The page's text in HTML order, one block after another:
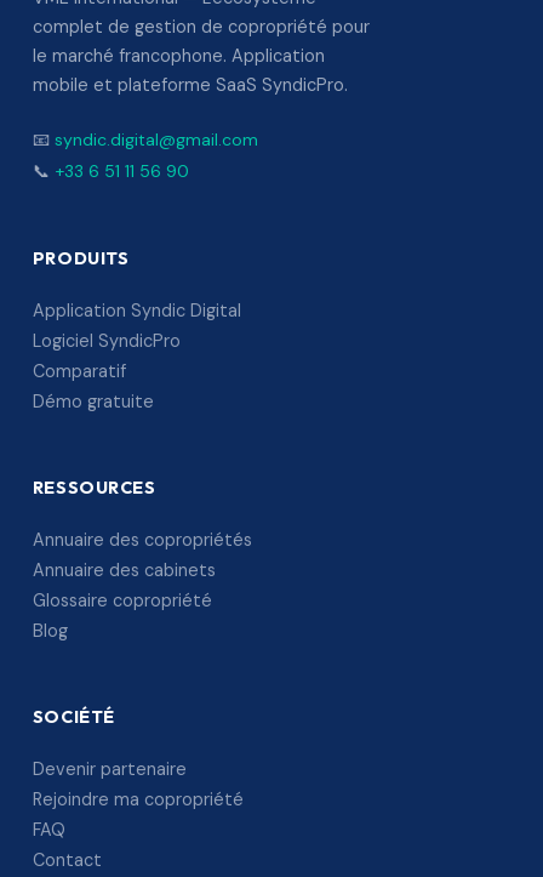
complet de gestion de copropriété pour
le marché francophone. Application
mobile et plateforme SaaS SyndicPro.
📧 syndic.digital@gmail.com
📞 +33 6 51 11 56 90
PRODUITS
Application Syndic Digital
Logiciel SyndicPro
Comparatif
Démo gratuite
RESSOURCES
Annuaire des copropriétés
Annuaire des cabinets
Glossaire copropriété
Blog
SOCIÉTÉ
Devenir partenaire
Rejoindre ma copropriété
FAQ
Contact